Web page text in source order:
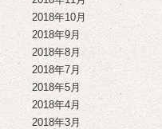
2018年10月
2018年9月
2018年8月
2018年7月
2018年5月
2018年4月
2018年3月